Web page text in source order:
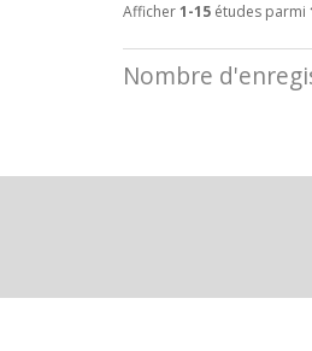
Afficher1-15études parmi
Nombre